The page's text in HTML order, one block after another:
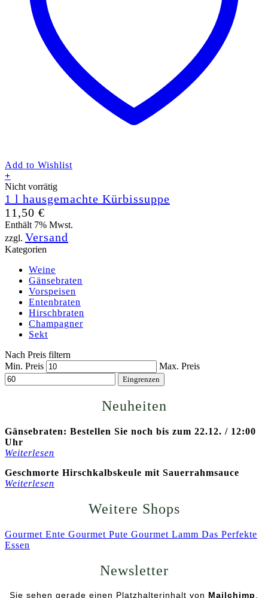
Add to Wishlist
+
Nicht vorrätig
1 l hausgemachte Kürbissuppe
11,50 €
Enthält 7% Mwst.
zzgl. Versand
Kategorien
Weine
Gänsebraten
Vorspeisen
Entenbraten
Hirschbraten
Champagner
Sekt
Nach Preis filtern
Min. Preis
Max. Preis
Eingrenzen
Neuheiten
Gänsebraten: Bestellen Sie noch bis zum 22.12. / 12:00
Uhr
Weiterlesen
Geschmorte Hirschkalbskeule mit Sauerrahmsauce
Weiterlesen
Weitere Shops
Gourmet Ente Gourmet Pute Gourmet Lamm Das Perfekte
Essen
Newsletter
Sie sehen gerade einen Platzhalterinhalt von Mailchimp.